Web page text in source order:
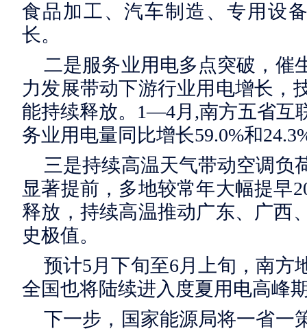
食品加工、汽车制造、专用设
长。
二是服务业用电多点突破，催
力发展带动下游行业用电增长，
能持续释放。1—4月,南方五省互
务业用电量同比增长59.0%和
三是持续高温天气带动空调负
显著提前，多地较常年大幅提早
释放，持续高温推动广东、广西
史极值。
预计5月下旬至6月上旬，南方
全国也将陆续进入度夏用电高峰
下一步，国家能源局将一省一